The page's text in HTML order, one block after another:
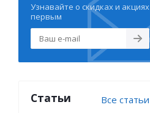
Узнавайте о скидках и акциях
первым
Статьи Все статьи